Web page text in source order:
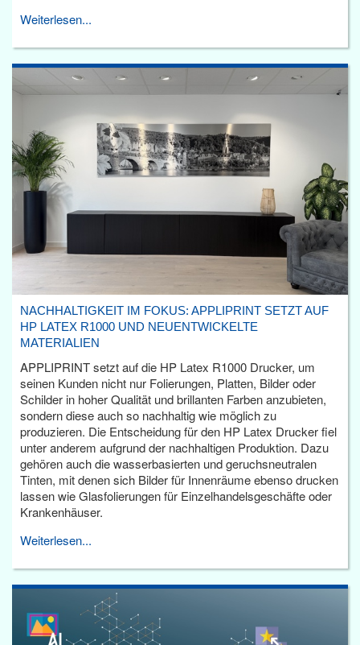
Weiterlesen...
NACHHALTIGKEIT IM FOKUS: APPLIPRINT SETZT AUF
HP LATEX R1000 UND NEUENTWICKELTE
MATERIALIEN
APPLIPRINT setzt auf die HP Latex R1000 Drucker, um
seinen Kunden nicht nur Folierungen, Platten, Bilder oder
Schilder in hoher Qualität und brillanten Farben anzubieten,
sondern diese auch so nachhaltig wie möglich zu
produzieren. Die Entscheidung für den HP Latex Drucker fiel
unter anderem aufgrund der nachhaltigen Produktion. Dazu
gehören auch die wasserbasierten und geruchsneutralen
Tinten, mit denen sich Bilder für Innenräume ebenso drucken
lassen wie Glasfolierungen für Einzelhandelsgeschäfte oder
Krankenhäuser.
Weiterlesen...